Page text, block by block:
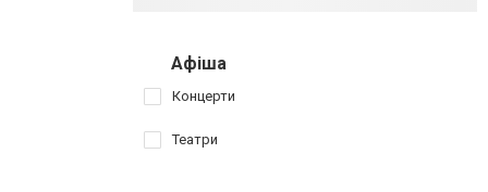
Афіша
Концерти
Театри